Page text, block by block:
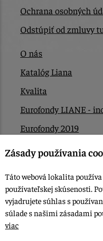
Ochrana osobných
Odstúpiť od zmluvy
O nás
Katalóg Liana
Kvalita
Eurofondy LIANE -
Eurofondy 2019
Eurofondy 2022/2023
Kontakt
© 2015-2026, LIANA GOLIAŠ
Upraviť nastavenia Cookies
Zásady používania
Táto webová lokalita
používateľskej skúsenosti.
vyjadrujete súhlas s
súlade s našimi zásadami
viac